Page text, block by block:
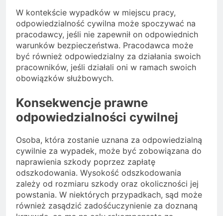
W kontekście wypadków w miejscu pracy,
odpowiedzialność cywilna może spoczywać na
pracodawcy, jeśli nie zapewnił on odpowiednich
warunków bezpieczeństwa. Pracodawca może
być również odpowiedzialny za działania swoich
pracowników, jeśli działali oni w ramach swoich
obowiązków służbowych.
Konsekwencje prawne
odpowiedzialności cywilnej
Osoba, która zostanie uznana za odpowiedzialną
cywilnie za wypadek, może być zobowiązana do
naprawienia szkody poprzez zapłatę
odszkodowania. Wysokość odszkodowania
zależy od rozmiaru szkody oraz okoliczności jej
powstania. W niektórych przypadkach, sąd może
również zasądzić zadośćuczynienie za doznaną